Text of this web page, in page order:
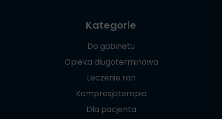
Kategorie
Do gabinetu
Opieka długoterminowa
Leczenie ran
Kompresjoterapia
Dla pacjenta